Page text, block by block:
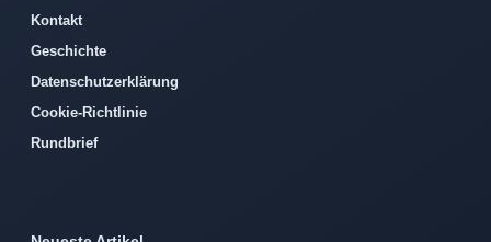
Kontakt
Geschichte
Datenschutzerklärung
Cookie-Richtlinie
Rundbrief